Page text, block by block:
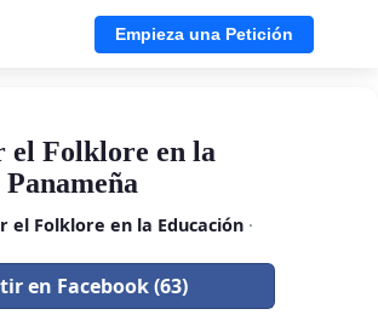
Empieza una Petición
el Folklore en la
el Folklore en la Educación·
en Facebook (63)